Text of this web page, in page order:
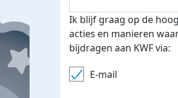
Ik blijf graag op de
acties en manieren
bijdragen aan KWF via:
E-mail